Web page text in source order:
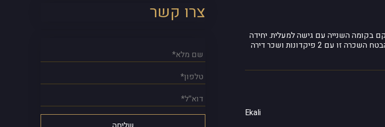
מרוהט במלואו וממוקם בקומה השנייה עם גישה למעלית. יחידה
מפוארת זו כוללת מרפסת, מחסן וג’קוזי מרגיע, המציעה נוחות וסגנון כאחד. הבטח השכרה זו עם 2 פיקדונות ושכר דירה
Ekali
צרו קשר